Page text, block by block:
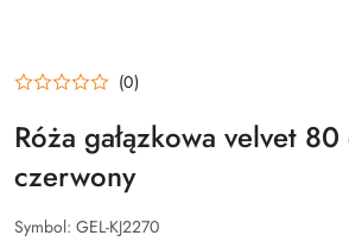
(0)
Róża gałązkowa velvet 80
czerwony
Symbol: GEL-KJ2270